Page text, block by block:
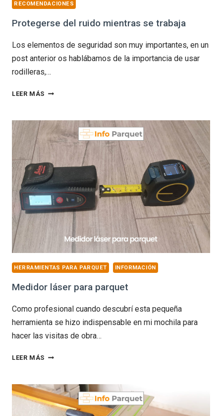
RECOMENDACIONES
Protegerse del ruido mientras se trabaja
Los elementos de seguridad son muy importantes, en un
post anterior os hablábamos de la importancia de usar
rodilleras,…
LEER MÁS PROTEGERSE
RUIDO
MIENTRAS
SE
HERRAMIENTAS PARA PARQUET INFORMACIÓN
Medidor láser para parquet
Como profesional cuando descubrí esta pequeña
herramienta se hizo indispensable en mi mochila para
hacer las visitas de obra…
LEER MÁS MEDIDOR
PARA
PARQUET